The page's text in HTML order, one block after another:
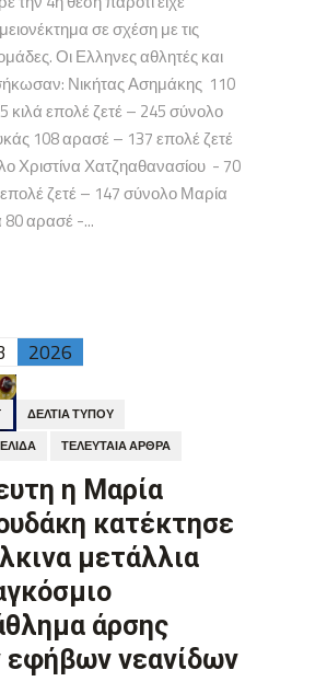
σε σχέση με τις
Οι Ελληνες αθλητές και
Νικήτας Ασημάκης 110
επολέ ζετέ – 245 σύνολο
108 αρασέ – 137 επολέ ζετέ
Χριστίνα Χατζηαθανασίου - 70
ζετέ – 147 σύνολο Μαρία
αρασέ -...
2026
ΔΕΛΤΊΑ ΤΎΠΟΥ
ΤΕΛΕΥΤΑΊΑ ΆΡΘΡΑ
η Μαρία
κατέκτησε
μετάλλια
άρσης
εφήβων νεανίδων